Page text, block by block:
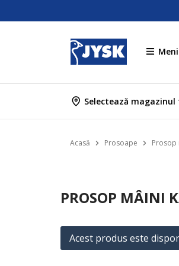
Selectează magazinul
Acasă Prosoape Prosop
PROSOP MÂINI
Acest produs este